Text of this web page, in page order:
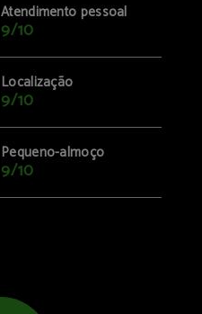
Atendimento pessoal
9/10
Localização
9/10
Pequeno-almoço
9/10